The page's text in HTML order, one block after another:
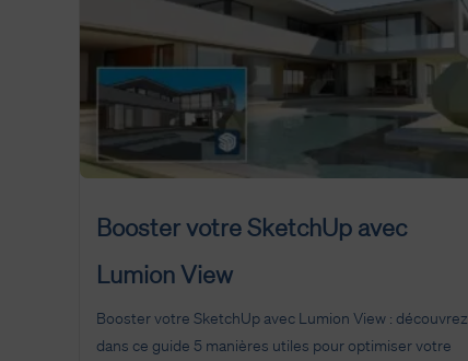
Booster votre SketchUp avec
Lumion View
Booster votre SketchUp avec Lumion View : découvrez
dans ce guide 5 manières utiles pour optimiser votre